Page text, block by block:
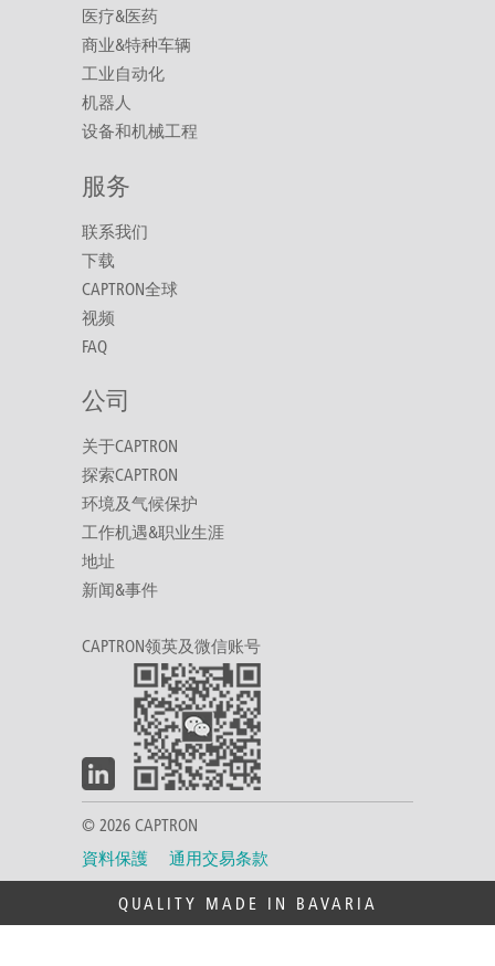
医疗&医药
商业&特种车辆
工业自动化
机器人
设备和机械工程
服务
联系我们
下载
CAPTRON全球
视频
FAQ
公司
关于CAPTRON
探索CAPTRON
环境及气候保护
工作机遇&职业生涯
地址
新闻&事件
CAPTRON领英及微信账号
© 2026 CAPTRON
資料保護
通用交易条款
QUALITY MADE IN BAVARIA